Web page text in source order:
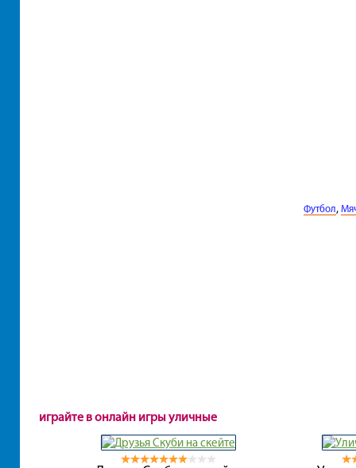
Футбол,
играйте в онлайн игры уличные